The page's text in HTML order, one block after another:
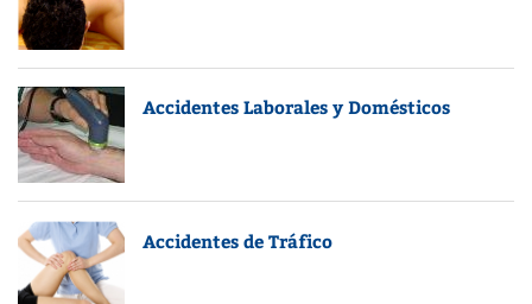
Accidentes Laborales y Domésticos
Accidentes de Tráfico